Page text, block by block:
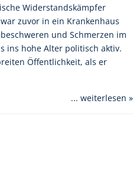
Widerstandskämpfer
zuvor in ein Krankenhaus
und Schmerzen im
ins hohe Alter politisch aktiv.
Öffentlichkeit, als er
... weiterlesen »